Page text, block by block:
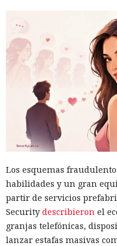
Los esquemas
habilidades y un gran
partir de servicios
Security describieron el
granjas telefónicas,
lanzar estafas masivas